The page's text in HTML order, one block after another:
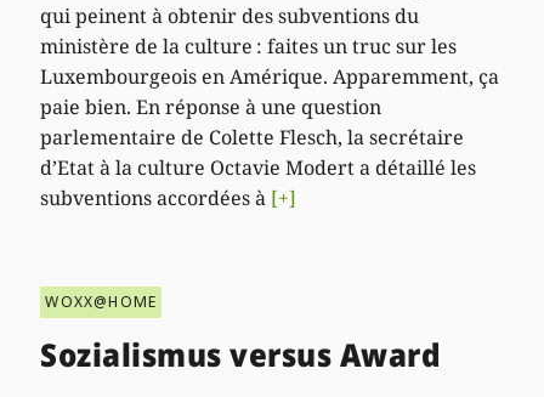
qui peinent à obtenir des subventions du
ministère de la culture : faites un truc sur les
Luxembourgeois en Amérique. Apparemment, ça
paie bien. En réponse à une question
parlementaire de Colette Flesch, la secrétaire
d’Etat à la culture Octavie Modert a détaillé les
subventions accordées à [+]
WOXX@HOME
Sozialismus versus Award